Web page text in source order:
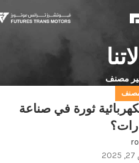
مصنف
ثورة في صناعة